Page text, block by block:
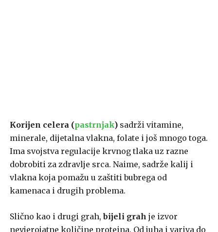
Korijen celera (pastrnjak) sadrži vitamine,
minerale, dijetalna vlakna, folate i još mnogo toga.
Ima svojstva regulacije krvnog tlaka uz razne
dobrobiti za zdravlje srca. Naime, sadrže kalij i
vlakna koja pomažu u zaštiti bubrega od
kamenaca i drugih problema.
Slično kao i drugi grah,bijeli grah je izvor
nevjerojatne količine proteina. Od juha i variva do